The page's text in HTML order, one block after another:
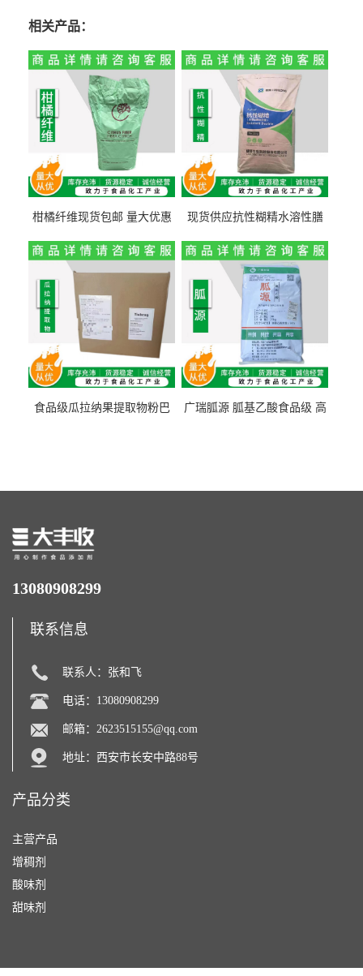
相关产品：
柑橘纤维现货包邮 量大优惠
现货供应抗性糊精水溶性膳
量1kg包邮
食品级瓜拉纳果提取物粉巴
广瑞胍源 胍基乙酸食品级 高
13080908299
联系信息
联系人：张和飞
电话：13080908299
邮箱： 2623515155@qq.com
地址：西安市长安中路88号
产品分类
主营产品
增稠剂
酸味剂
甜味剂